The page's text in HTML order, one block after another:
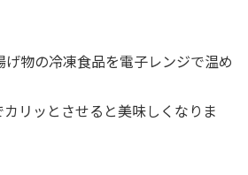
げ物の冷凍食品を電子レンジで温め
リッとさせると美味しくなりま